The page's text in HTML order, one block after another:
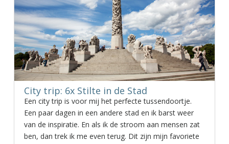
City trip: 6x Stilte in de Stad
Een city trip is voor mij het perfecte tussendoortje.
Een paar dagen in een andere stad en ik barst weer
van de inspiratie. En als ik de stroom aan mensen zat
ben, dan trek ik me even terug. Dit zijn mijn favoriete